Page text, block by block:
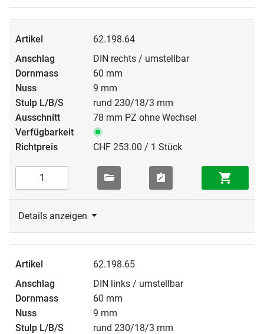
62.198.64
DIN rechts / umstellbar
60 mm
9 mm
rund 230/18/3 mm
78 mm PZ ohne Wechsel
CHF 253.00 / 1 Stück
Details anzeigen
62.198.65
DIN links / umstellbar
60 mm
9 mm
rund 230/18/3 mm